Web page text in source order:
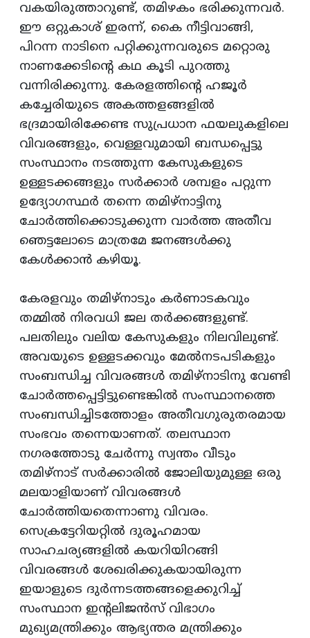
വകയിരുത്താറുണ്ട്‌, തമിഴകം ഭരിക്കുന്നവര്‍.
ഈ ഒറ്റുകാശ്‌ ഇരന്ന്‌, കൈ നീട്ടിവാങ്ങി,
പിറന്ന നാടിനെ പറ്റിക്കുന്നവരുടെ മറ്റൊരു
നാണക്കേടിന്‍റെ കഥ കൂടി പുറത്തു
വന്നിരിക്കുന്നു. കേരളത്തിന്‍റെ ഹജൂര്‍
കച്ചേരിയുടെ അകത്തളങ്ങളില്‍
ഭദ്രമായിരിക്കേണ്ട സുപ്രധാന ഫയലുകളിലെ
വിവരങ്ങളും, വെള്ളവുമായി ബന്ധപ്പെട്ടു
സംസ്ഥാനം നടത്തുന്ന കേസുകളുടെ
ഉള്ളടക്കങ്ങളും സര്‍ക്കാര്‍ ശമ്പളം പറ്റുന്ന
ഉദ്യോഗസ്ഥര്‍ തന്നെ തമിഴ്‌നാട്ടിനു
ചോര്‍ത്തിക്കൊടുക്കുന്ന വാര്‍ത്ത അതീവ
ഞെട്ടലോടെ മാത്രമേ ജനങ്ങള്‍ക്കു
കേള്‍ക്കാന്‍ കഴിയൂ.
കേരളവും തമിഴ്‌നാടും കര്‍ണാടകവും
തമ്മില്‍ നിരവധി ജല തര്‍ക്കങ്ങളുണ്ട്‌.
പലതിലും വലിയ കേസുകളും നിലവിലുണ്ട്‌.
അവയുടെ ഉള്ളടക്കവും മേല്‍നടപടികളും
സംബന്ധിച്ച വിവരങ്ങള്‍ തമിഴ്‌നാടിനു വേണ്ടി
ചോര്‍ത്തപ്പെട്ടിട്ടുണ്ടെങ്കില്‍ സംസ്ഥാനത്തെ
സംബന്ധിച്ചിടത്തോളം അതീവഗുരുതരമായ
സംഭവം തന്നെയാണത്‌. തലസ്ഥാന
നഗരത്തോടു ചേര്‍ന്നു സ്വന്തം വീടും
തമിഴ്‌നാട്‌ സര്‍ക്കാരില്‍ ജോലിയുമുള്ള ഒരു
മലയാളിയാണ്‌ വിവരങ്ങള്‍
ചോര്‍ത്തിയതെന്നാണു വിവരം.
സെക്രട്ടേറിയറ്റില്‍ ദുരൂഹമായ
സാഹചര്യങ്ങളില്‍ കയറിയിറങ്ങി
വിവരങ്ങള്‍ ശേഖരിക്കുകയായിരുന്ന
ഇയാളുടെ ദുര്‍ന്നടത്തങ്ങളെക്കുറിച്ച്‌
സംസ്ഥാന ഇന്‍റലിജന്‍സ്‌ വിഭാഗം
മുഖ്യമന്ത്രിക്കും ആഭ്യന്തര മന്ത്രിക്കും